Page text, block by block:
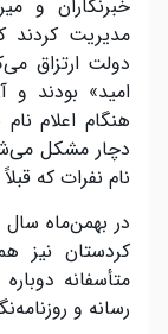
خبرنگاران و
مدیریت کردند
دولت ارتزاق
امید» بودند و
هنگام اعلام
دچار مشکل
نام نفرات که
کردستان نیز
متأسفانه
رسانه و